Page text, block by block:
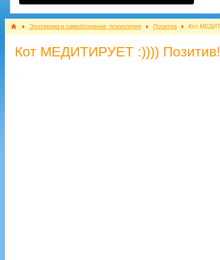
Эзотерика и самопознание, психология Позитив Кот
Кот МЕДИТИРУЕТ :)))) Позитив!